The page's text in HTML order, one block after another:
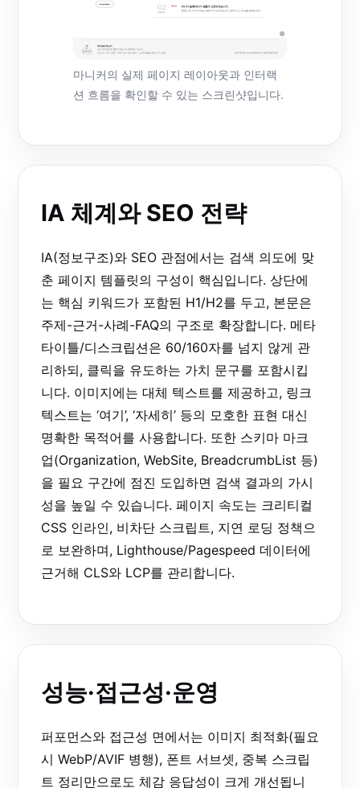
마니커의 실제 페이지 레이아웃과 인터랙
션 흐름을 확인할 수 있는 스크린샷입니다.
IA 체계와 SEO 전략
IA(정보구조)와 SEO 관점에서는 검색 의도에 맞
춘 페이지 템플릿의 구성이 핵심입니다. 상단에
는 핵심 키워드가 포함된 H1/H2를 두고, 본문은
주제-근거-사례-FAQ의 구조로 확장합니다. 메타
타이틀/디스크립션은 60/160자를 넘지 않게 관
리하되, 클릭을 유도하는 가치 문구를 포함시킵
니다. 이미지에는 대체 텍스트를 제공하고, 링크
텍스트는 ‘여기’, ‘자세히’ 등의 모호한 표현 대신
명확한 목적어를 사용합니다. 또한 스키마 마크
업(Organization, WebSite, BreadcrumbList 등)
을 필요 구간에 점진 도입하면 검색 결과의 가시
성을 높일 수 있습니다. 페이지 속도는 크리티컬
CSS 인라인, 비차단 스크립트, 지연 로딩 정책으
로 보완하며, Lighthouse/Pagespeed 데이터에
근거해 CLS와 LCP를 관리합니다.
성능·접근성·운영
퍼포먼스와 접근성 면에서는 이미지 최적화(필요
시 WebP/AVIF 병행), 폰트 서브셋, 중복 스크립
트 정리만으로도 체감 응답성이 크게 개선됩니